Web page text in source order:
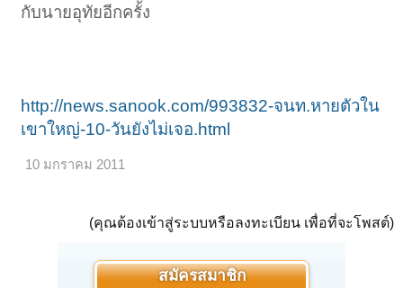
กับนายอุทัยอีกครั้ง
http://news.sanook.com/993832-จนท.หายตัวใน
เขาใหญ่-10-วันยังไม่เจอ.html
10 มกราคม 2011
(คุณต้องเข้าสู่ระบบหรือลงทะเบียน เพื่อที่จะโพสต์)
สมัครสมาชิก